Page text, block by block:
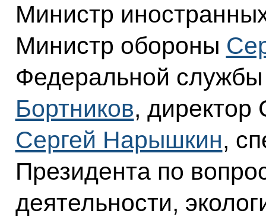
Министр
Министр обороны
Федеральной
Бортников,
Сергей Нарышкин,
Президента по
деятельности,